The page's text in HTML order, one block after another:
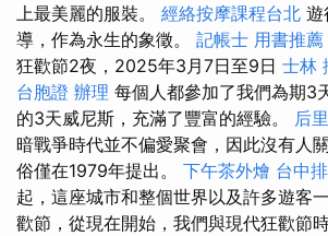
上最美麗的服裝。 經絡按摩課程台北 遊
導，作為永生的象徵。 記帳士 用書推薦
狂歡節2夜，2025年3月7日至9日 士林
台胞證 辦理 每個人都參加了我們為期3
的3天威尼斯，充滿了豐富的經驗。 后
暗戰爭時代並不偏愛聚會，因此沒有人
俗僅在1979年提出。 下午茶外燴 台中
起，這座城市和整個世界以及許多遊客
歡節，從現在開始，我們與現代狂歡節